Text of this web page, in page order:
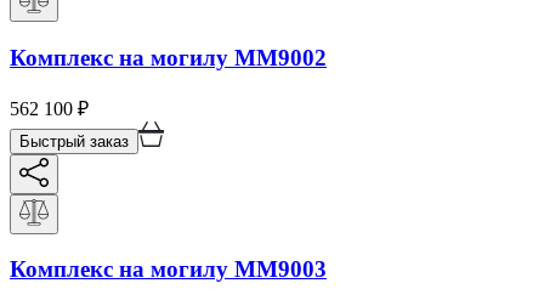
Комплекс на могилу ММ9002
562 100 ₽
Быстрый заказ
Комплекс на могилу ММ9003